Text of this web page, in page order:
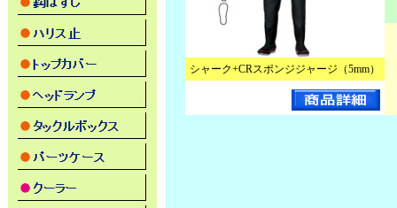
シャーク+CRスポンジジャージ（5mm）